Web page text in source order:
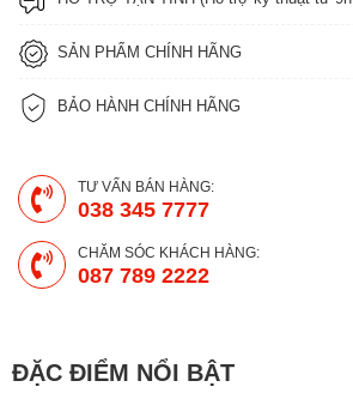
SẢN PHẨM CHÍNH HÃNG
BẢO HÀNH CHÍNH HÃNG
TƯ VẤN BÁN HÀNG:
038 345 7777
CHĂM SÓC KHÁCH HÀNG:
087 789 2222
ĐẶC ĐIỂM NỔI BẬT